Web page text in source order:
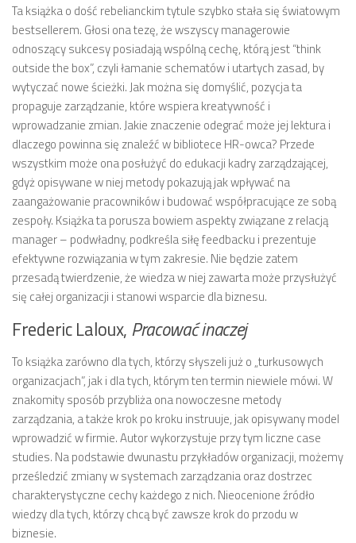
Ta książka o dość rebelianckim tytule szybko stała się światowym
bestsellerem. Głosi ona tezę, że wszyscy managerowie
odnoszący sukcesy posiadają wspólną cechę, którą jest “think
outside the box”, czyli łamanie schematów i utartych zasad, by
wytyczać nowe ścieżki. Jak można się domyślić, pozycja ta
propaguje zarządzanie, które wspiera kreatywność i
wprowadzanie zmian. Jakie znaczenie odegrać może jej lektura i
dlaczego powinna się znaleźć w bibliotece HR-owca? Przede
wszystkim może ona posłużyć do edukacji kadry zarządzającej,
gdyż opisywane w niej metody pokazują jak wpływać na
zaangażowanie pracowników i budować współpracujące ze sobą
zespoły. Książka ta porusza bowiem aspekty związane z relacją
manager – podwładny, podkreśla siłę feedbacku i prezentuje
efektywne rozwiązania w tym zakresie. Nie będzie zatem
przesadą twierdzenie, że wiedza w niej zawarta może przysłużyć
się całej organizacji i stanowi wsparcie dla biznesu.
Frederic Laloux, Pracować inaczej
To książka zarówno dla tych, którzy słyszeli już o „turkusowych
organizacjach”, jak i dla tych, którym ten termin niewiele mówi. W
znakomity sposób przybliża ona nowoczesne metody
zarządzania, a także krok po kroku instruuje, jak opisywany model
wprowadzić w firmie. Autor wykorzystuje przy tym liczne case
studies. Na podstawie dwunastu przykładów organizacji, możemy
prześledzić zmiany w systemach zarządzania oraz dostrzec
charakterystyczne cechy każdego z nich. Nieocenione źródło
wiedzy dla tych, którzy chcą być zawsze krok do przodu w
biznesie.